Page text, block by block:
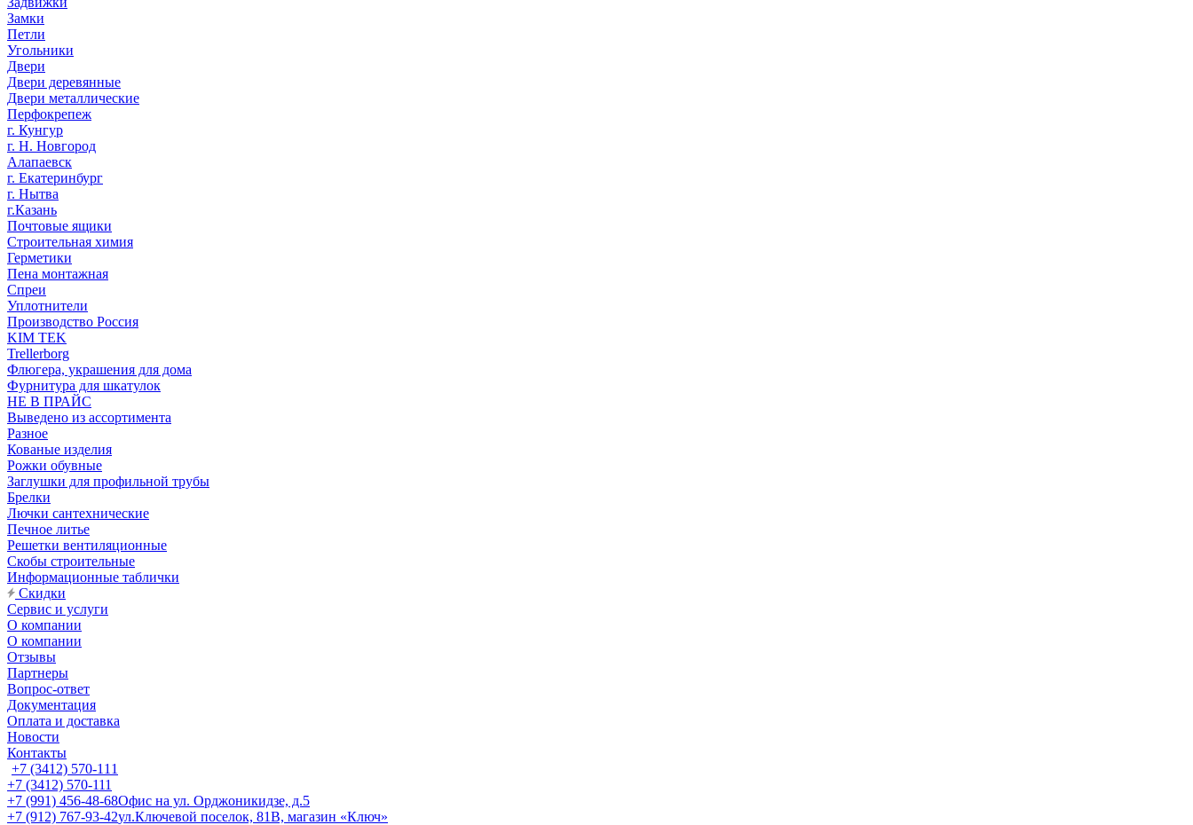
Замки
Петли
Угольники
Двери
Двери деревянные
Двери металлические
Перфокрепеж
г. Кунгур
г. Н. Новгород
Алапаевск
г. Екатеринбург
г. Нытва
г.Казань
Почтовые ящики
Строительная химия
Герметики
Пена монтажная
Спреи
Уплотнители
Производство Россия
KIM TEK
Trellerborg
Флюгера, украшения для дома
Фурнитура для шкатулок
НЕ В ПРАЙС
Выведено из ассортимента
Разное
Кованые изделия
Рожки обувные
Заглушки для профильной трубы
Брелки
Лючки сантехнические
Печное литье
Решетки вентиляционные
Скобы строительные
Информационные таблички
Скидки
Сервис и услуги
О компании
О компании
Отзывы
Партнеры
Вопрос-ответ
Документация
Оплата и доставка
Новости
Контакты
+7 (3412) 570-111
+7 (3412) 570-111
+7 (991) 456-48-68Офис на ул. Орджоникидзе, д.5
+7 (912) 767-93-42ул.Ключевой поселок, 81В, магазин «Ключ»